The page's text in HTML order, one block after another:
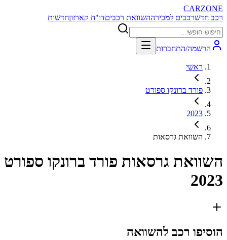
CARZONE
רכב חדשרכבים למכירההשוואת רכביםדו"ח קארזוןחדשות
הרשמה/התחברות
ראשי
פורד ברונקו ספורט
2023
השוואת גרסאות
השוואת גרסאות פורד ברונקו ספורט
2023
הוסיפו רכב להשוואה